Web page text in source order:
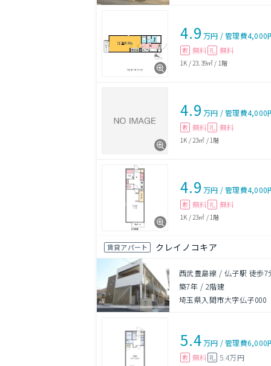
4.9 万円 /管理費4,000
敷 無料 礼 無料
1K / 23.39㎡ / 1階
4.9 万円 /管理費4,000
敷 無料 礼 無料
1K / 23㎡ / 1階
4.9 万円 /管理費4,000
敷 無料 礼 無料
1K / 23㎡ / 1階
賃貸アパート クレイノコキア
西武豊島線 / 仏子駅 徒歩7
築7年 / 2階建
埼玉県入間市大字仏子000
5.4万円 /管理費6,000
敷 無料 礼 5.4万円